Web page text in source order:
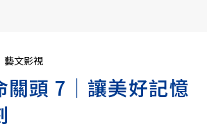
藝文影視
關頭 7│讓美好記憶